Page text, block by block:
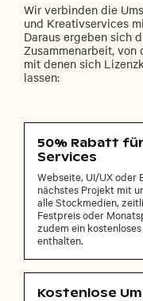
Wir verbinden die
und Kreativservices
Daraus ergeben sich
Zusammenarbeit,
mit denen sich
lassen:
50% Rabatt
Services
Webseite, UI/UX oder
nächstes Projekt mit
alle Stockmedien,
Festpreis oder
zudem ein
enthalten.
Kostenlose